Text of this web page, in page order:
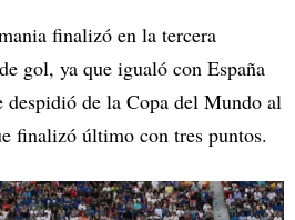
finalizó en la tercera
gol, ya que igualó con España
despidió de la Copa del Mundo al
finalizó último con tres puntos.